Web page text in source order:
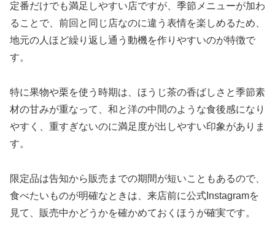
定番だけでも満足しやすい店ですが、季節メニューが加わ
ることで、前回と同じ店なのに違う表情を楽しめるため、
地元の人ほど繰り返し通う動機を作りやすいのが特徴で
す。
特に果物や栗を使う時期は、ほうじ茶の香ばしさと季節素
材の甘みが重なって、和と洋の中間のような食後感になり
やすく、重すぎないのに満足度が出しやすい印象がありま
す。
限定品は告知から販売までの期間が短いこともあるので、
食べたいものが明確なときは、来店前に公式Instagramを
見て、販売中かどうかを確かめておくほうが確実です。